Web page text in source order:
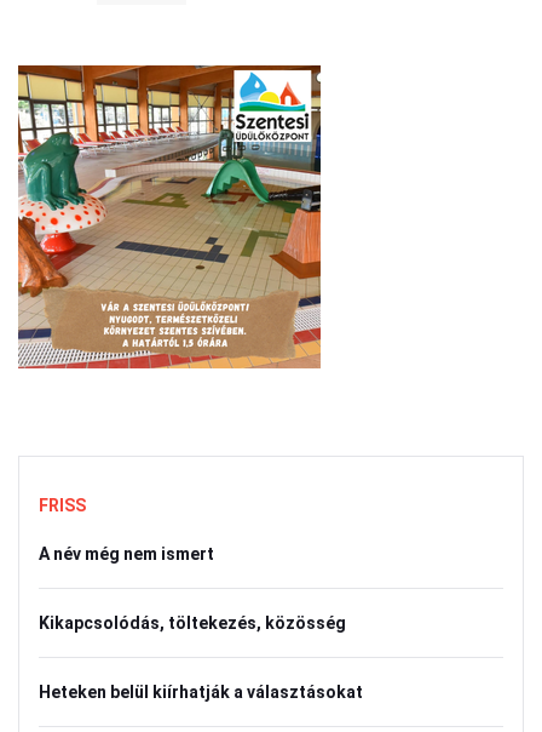
FRISS
A név még nem ismert
Kikapcsolódás, töltekezés, közösség
Heteken belül kiírhatják a választásokat